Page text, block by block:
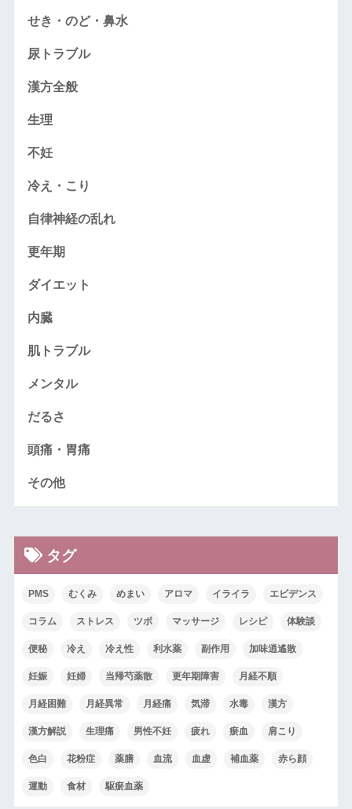
せき・のど・鼻水
尿トラブル
漢方全般
生理
不妊
冷え・こり
自律神経の乱れ
更年期
ダイエット
内臓
肌トラブル
メンタル
だるさ
頭痛・胃痛
その他
タグ
PMS むくみ めまい アロマ イライラ エビデンス
コラム ストレス ツボ マッサージ レシピ 体験談
便秘 冷え 冷え性 利水薬 副作用 加味逍遙散
妊娠 妊婦 当帰芍薬散 更年期障害 月経不順
月経困難 月経異常 月経痛 気滞 水毒 漢方
漢方解説 生理痛 男性不妊 疲れ 瘀血 肩こり
色白 花粉症 薬膳 血流 血虚 補血薬 赤ら顔
運動 食材 駆瘀血薬